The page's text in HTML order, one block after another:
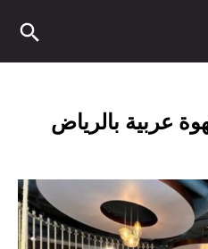
قهوة عربية بالرياض